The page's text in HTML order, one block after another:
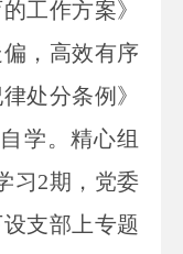
工作方案》
，高效有序
处分条例》
学。精心组
习2期，党委
支部上专题